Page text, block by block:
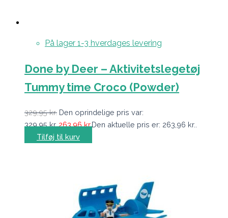
På lager 1-3 hverdages levering
Done by Deer – Aktivitetslegetøj
Tummy time Croco (Powder)
329,95kr. Den oprindelige pris var:
329,95 kr..263,96kr.Den aktuelle pris er: 263,96 kr..
Tilføj til kurv